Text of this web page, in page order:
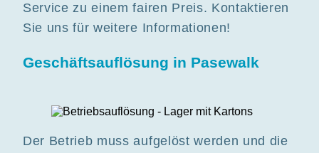
Service zu einem fairen Preis. Kontaktieren
Sie uns für weitere Informationen!
Geschäftsauflösung in Pasewalk
Der Betrieb muss aufgelöst werden und die